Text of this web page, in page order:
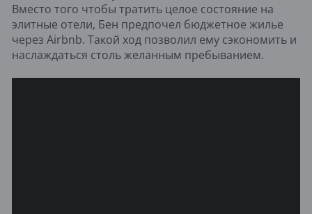
Вместо того чтобы тратить целое состояние на
элитные отели, Бен предпочел бюджетное жилье
через Airbnb. Такой ход позволил ему сэкономить и
наслаждаться столь желанным пребыванием.